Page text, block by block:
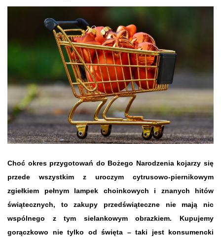
Choć okres przygotowań do Bożego Narodzenia kojarzy się
przede wszystkim z uroczym cytrusowo-piernikowym
zgiełkiem pełnym lampek choinkowych i znanych hitów
świątecznych, to zakupy przedświąteczne nie mają nic
wspólnego z tym sielankowym obrazkiem. Kupujemy
gorączkowo nie tylko od święta – taki jest konsumencki